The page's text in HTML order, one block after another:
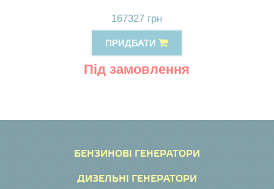
167327 грн
ПРИДБАТИ
Під замовлення
БЕНЗИНОВІ ГЕНЕРАТОРИ
ДИЗЕЛЬНІ ГЕНЕРАТОРИ